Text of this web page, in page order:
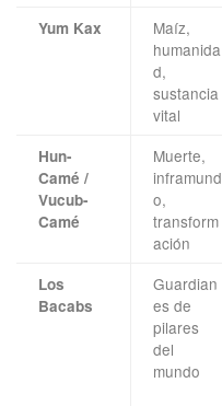
Yum Kax
Maíz,
humanida
d,
sustancia
vital
Hun-
Camé /
Vucub-
Camé
Muerte,
inframund
o,
transform
ación
Los
Bacabs
Guardian
es de
pilares
del
mundo